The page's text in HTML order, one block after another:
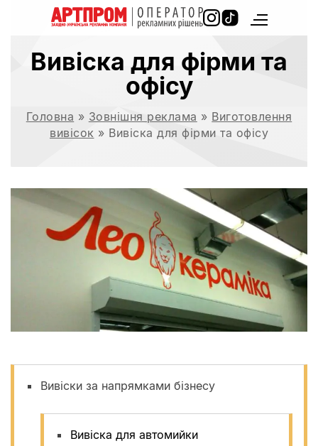
Вивіска для фірми та
офісу
Головна » Зовнішня реклама » Виготовлення
вивісок » Вивіска для фірми та офісу
Вивіски за напрямками бізнесу
Вивіска для автомийки